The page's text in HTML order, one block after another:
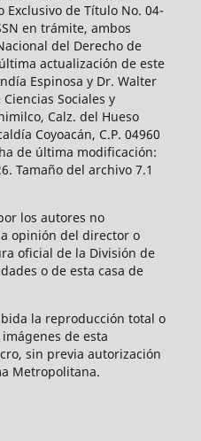
Exclusivo de Título No. 04-
en trámite, ambos
del Derecho de
actualización de este
Espinosa y Dr. Walter
Sociales y
Calz. del Hueso
Coyoacán, C.P. 04960
de última modificación:
Tamaño del archivo 7.1
los autores no
opinión del director o
oficial de la División de
o de esta casa de
la reproducción total o
de esta
sin previa autorización
Metropolitana.